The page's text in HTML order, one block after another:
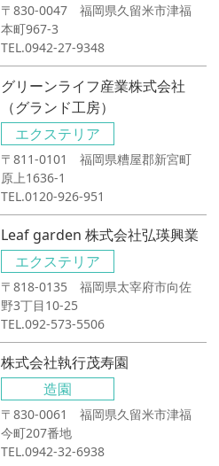
〒830-0047 福岡県久留米市津福
本町967-3
TEL.0942-27-9348
グリーンライフ産業株式会社
（グランド工房）
エクステリア
〒811-0101 福岡県糟屋郡新宮町
原上1636-1
TEL.0120-926-951
Leaf garden 株式会社弘瑛興業
エクステリア
〒818-0135 福岡県太宰府市向佐
野3丁目10-25
TEL.092-573-5506
株式会社執行茂寿園
造園
〒830-0061 福岡県久留米市津福
今町207番地
TEL.0942-32-6938